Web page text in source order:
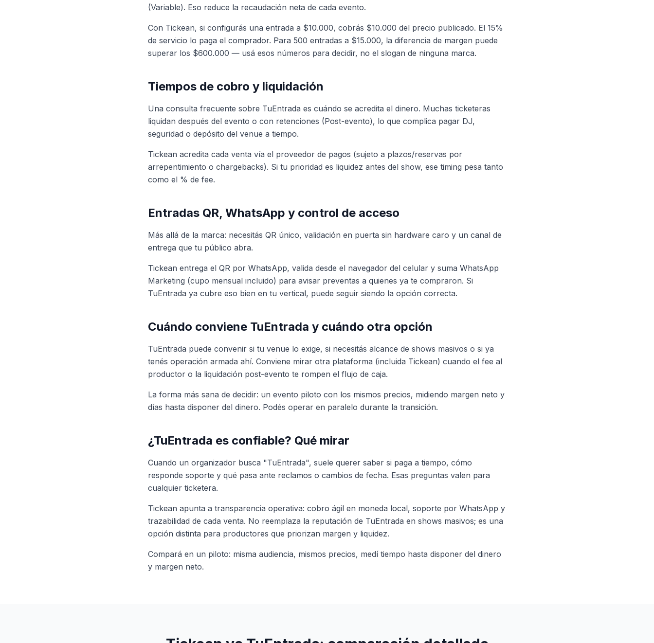
(Variable). Eso reduce la recaudación neta de cada evento.
Con Tickean, si configurás una entrada a $10.000, cobrás $10.000 del precio publicado. El 15%
de servicio lo paga el comprador. Para 500 entradas a $15.000, la diferencia de margen puede
superar los $600.000 — usá esos números para decidir, no el slogan de ninguna marca.
Tiempos de cobro y liquidación
Una consulta frecuente sobre TuEntrada es cuándo se acredita el dinero. Muchas ticketeras
liquidan después del evento o con retenciones (Post-evento), lo que complica pagar DJ,
seguridad o depósito del venue a tiempo.
Tickean acredita cada venta vía el proveedor de pagos (sujeto a plazos/reservas por
arrepentimiento o chargebacks). Si tu prioridad es liquidez antes del show, ese timing pesa tanto
como el % de fee.
Entradas QR, WhatsApp y control de acceso
Más allá de la marca: necesitás QR único, validación en puerta sin hardware caro y un canal de
entrega que tu público abra.
Tickean entrega el QR por WhatsApp, valida desde el navegador del celular y suma WhatsApp
Marketing (cupo mensual incluido) para avisar preventas a quienes ya te compraron. Si
TuEntrada ya cubre eso bien en tu vertical, puede seguir siendo la opción correcta.
Cuándo conviene TuEntrada y cuándo otra opción
TuEntrada puede convenir si tu venue lo exige, si necesitás alcance de shows masivos o si ya
tenés operación armada ahí. Conviene mirar otra plataforma (incluida Tickean) cuando el fee al
productor o la liquidación post-evento te rompen el flujo de caja.
La forma más sana de decidir: un evento piloto con los mismos precios, midiendo margen neto y
días hasta disponer del dinero. Podés operar en paralelo durante la transición.
¿TuEntrada es confiable? Qué mirar
Cuando un organizador busca "TuEntrada", suele querer saber si paga a tiempo, cómo
responde soporte y qué pasa ante reclamos o cambios de fecha. Esas preguntas valen para
cualquier ticketera.
Tickean apunta a transparencia operativa: cobro ágil en moneda local, soporte por WhatsApp y
trazabilidad de cada venta. No reemplaza la reputación de TuEntrada en shows masivos; es una
opción distinta para productores que priorizan margen y liquidez.
Compará en un piloto: misma audiencia, mismos precios, medí tiempo hasta disponer del dinero
y margen neto.